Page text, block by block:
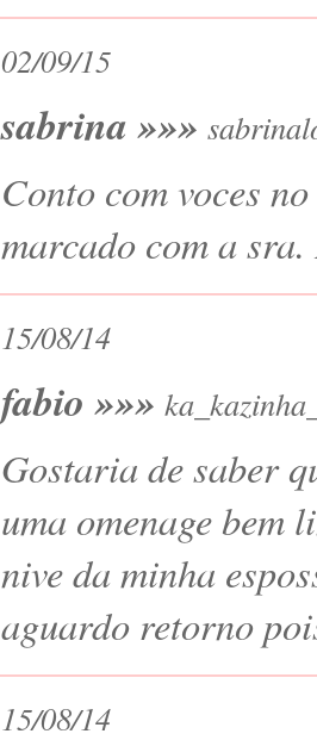
02/09/15
sabrina »»»
Conto com voces
marcado com a
15/08/14
fabio »»»
Gostaria de saber
uma omenage bem
nive da minha
aguardo retorno
15/08/14